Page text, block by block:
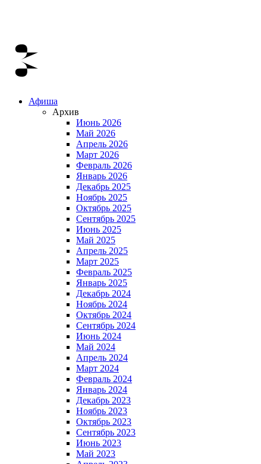
Афиша
Архив
Июнь 2026
Май 2026
Апрель 2026
Март 2026
Февраль 2026
Январь 2026
Декабрь 2025
Ноябрь 2025
Октябрь 2025
Сентябрь 2025
Июнь 2025
Май 2025
Апрель 2025
Март 2025
Февраль 2025
Январь 2025
Декабрь 2024
Ноябрь 2024
Октябрь 2024
Сентябрь 2024
Июнь 2024
Май 2024
Апрель 2024
Март 2024
Февраль 2024
Январь 2024
Декабрь 2023
Ноябрь 2023
Октябрь 2023
Сентябрь 2023
Июнь 2023
Май 2023